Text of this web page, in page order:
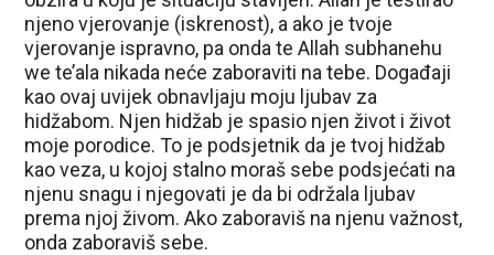
njeno vjerovanje (iskrenost), a ako je tvoje
vjerovanje ispravno, pa onda te Allah subhanehu
we te’ala nikada neće zaboraviti na tebe. Događaji
kao ovaj uvijek obnavljaju moju ljubav za
hidžabom. Njen hidžab je spasio njen život i život
moje porodice. To je podsjetnik da je tvoj hidžab
kao veza, u kojoj stalno moraš sebe podsjećati na
njenu snagu i njegovati je da bi održala ljubav
prema njoj živom. Ako zaboraviš na njenu važnost,
onda zaboraviš sebe.